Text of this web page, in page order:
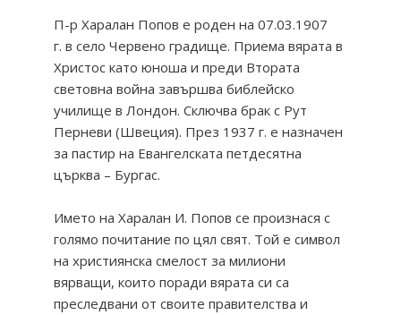
П-р Харалан Попов е роден на 07.03.1907
г. в село Червено градище. Приема вярата в
Христос като юноша и преди Втората
световна война завършва библейско
училище в Лондон. Сключва брак с Рут
Перневи (Швеция). През 1937 г. е назначен
за пастир на Евангелската петдесятна
църква – Бургас.
Името на Харалан И. Попов се произнася с
голямо почитание по цял свят. Той е символ
на християнска смелост за милиони
вярващи, които поради вярата си са
преследвани от своите правителства и